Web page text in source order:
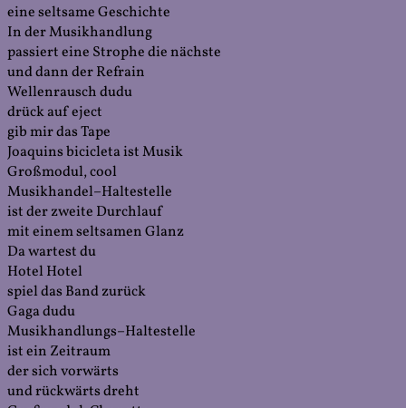
eine seltsame Geschichte
In der Musikhandlung
passiert eine Strophe die nächste
und dann der Refrain
Wellenrausch dudu
drück auf eject
gib mir das Tape
Joaquins bicicleta ist Musik
Großmodul, cool
Musikhandel–Haltestelle
ist der zweite Durchlauf
mit einem seltsamen Glanz
Da wartest du
Hotel Hotel
spiel das Band zurück
Gaga dudu
Musikhandlungs–Haltestelle
ist ein Zeitraum
der sich vorwärts
und rückwärts dreht